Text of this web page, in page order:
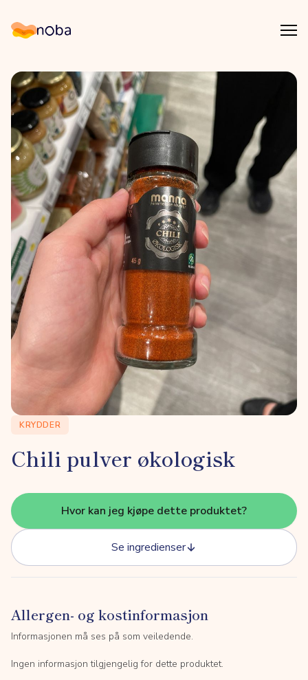
Noba
KRYDDER
Chili pulver økologisk
Hvor kan jeg kjøpe dette produktet?
Se ingredienser
Allergen- og kostinformasjon
Informasjonen må ses på som veiledende.
Ingen informasjon tilgjengelig for dette produktet.